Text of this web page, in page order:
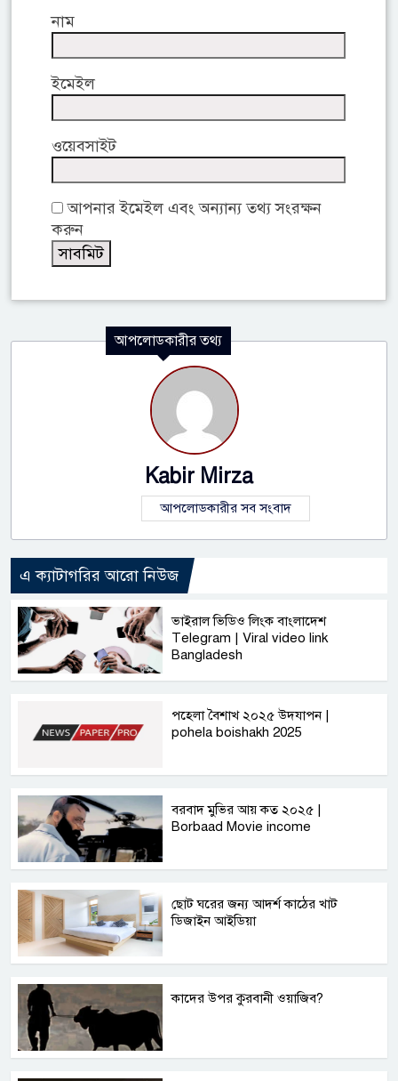
নাম
ইমেইল
ওয়েবসাইট
আপনার ইমেইল এবং অন্যান্য তথ্য সংরক্ষন
করুন
আপলোডকারীর তথ্য
Kabir Mirza
আপলোডকারীর সব সংবাদ
এ ক্যাটাগরির আরো নিউজ
ভাইরাল ভিডিও লিংক বাংলাদেশ
Telegram | Viral video link
Bangladesh
পহেলা বৈশাখ ২০২৫ উদযাপন |
pohela boishakh 2025
বরবাদ মুভির আয় কত ২০২৫ |
Borbaad Movie income
ছোট ঘরের জন্য আদর্শ কাঠের খাট
ডিজাইন আইডিয়া
কাদের উপর কুরবানী ওয়াজিব?